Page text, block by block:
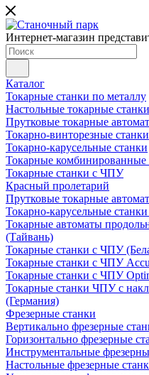
Интернет-магазин
Каталог
Токарные станки по металлу
Настольные токарные станки
Прутковые токарные
Токарно-винторезные станки
Токарно-карусельные станки
Токарные комбинированные
Токарные станки с ЧПУ
Красный пролетарий
Прутковые токарные
Токарно-карусельные
Токарные автоматы
(Тайвань)
Токарные станки с ЧПУ
Токарные станки с ЧПУ
Токарные станки с ЧПУ
Токарные станки ЧПУ с
(Германия)
Фрезерные станки
Вертикально фрезерные
Горизонтально фрезерные
Инструментальные
Настольные фрезерные